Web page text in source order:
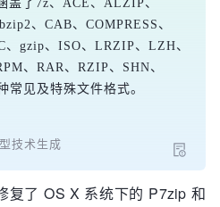
盖了7z、ACE、ALZIP、
、CAB、COMPRESS、
、gzip、ISO、LRZIP、LZH、
、RAR、RZIP、SHN、
常见及特殊文件格式。
技术生成
复了 OS X 系统下的 P7zip 和